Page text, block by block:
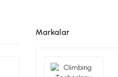
Markalar